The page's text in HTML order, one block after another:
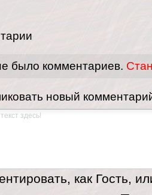
было комментариев.
новый
как Гость,